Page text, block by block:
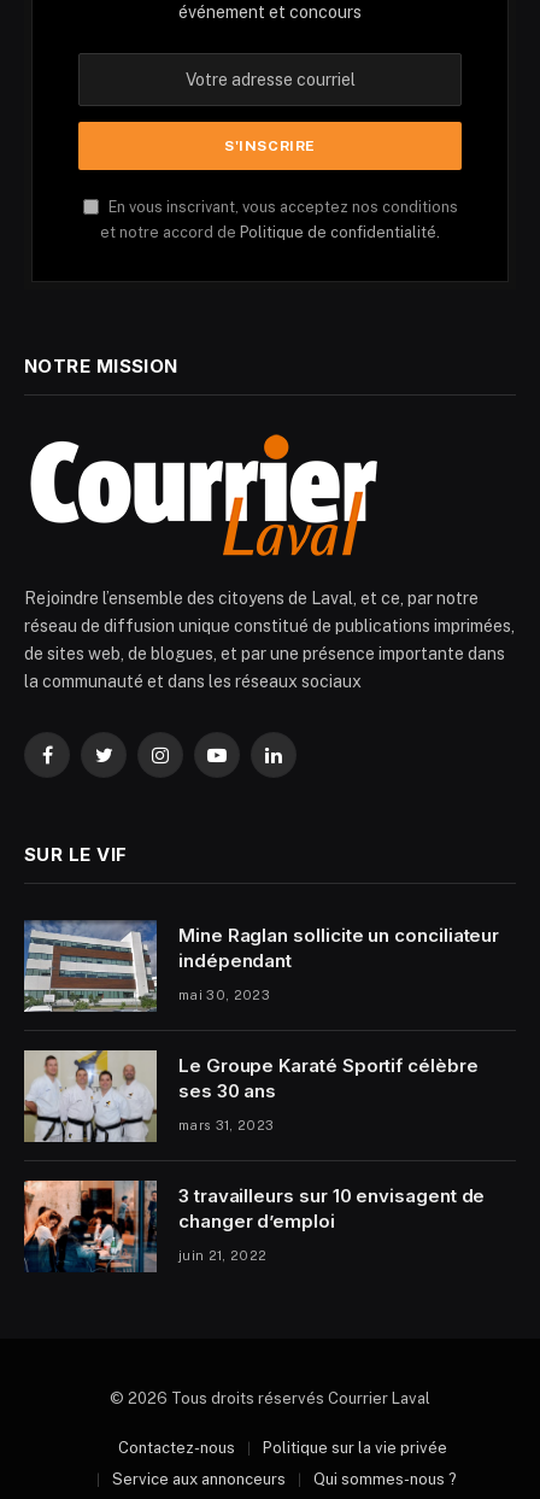
événement et concours
En vous inscrivant, vous acceptez nos conditions
et notre accord de Politique de confidentialité.
NOTRE MISSION
Rejoindre l’ensemble des citoyens de Laval, et ce, par notre
réseau de diffusion unique constitué de publications imprimées,
de sites web, de blogues, et par une présence importante dans
la communauté et dans les réseaux sociaux
FacebookTwitterInstagramYouTubeLinkedIn
SUR LE VIF
Mine Raglan sollicite un conciliateur
indépendant
mai 30, 2023
Le Groupe Karaté Sportif célèbre
ses 30 ans
mars 31, 2023
3 travailleurs sur 10 envisagent de
changer d’emploi
juin 21, 2022
© 2026 Tous droits réservés Courrier Laval
Contactez-nous
Politique sur la vie privée
Service aux annonceurs
Qui sommes-nous ?